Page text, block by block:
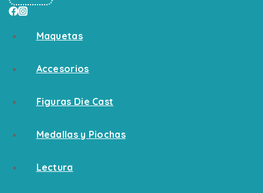
Maquetas
Accesorios
Figuras Die Cast
Medallas y Piochas
Lectura